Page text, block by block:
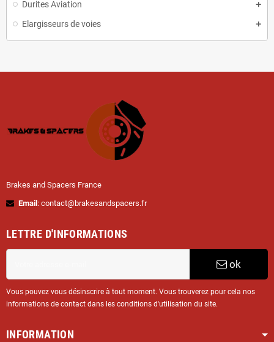
Durites Aviation
Elargisseurs de voies
Brakes and Spacers France
Email : contact@brakesandspacers.fr
LETTRE D'INFORMATIONS
ok
Vous pouvez vous désinscrire à tout moment. Vous trouverez pour cela nos
informations de contact dans les conditions d'utilisation du site.
INFORMATION